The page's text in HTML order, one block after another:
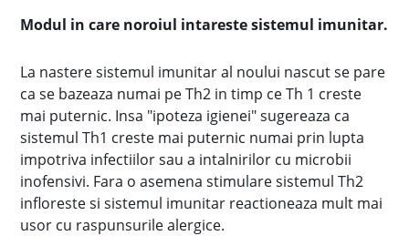
Modul in care noroiul intareste sistemul imunitar.
La nastere sistemul imunitar al noului nascut se pare
ca se bazeaza numai pe Th2 in timp ce Th 1 creste
mai puternic. Insa "ipoteza igienei" sugereaza ca
sistemul Th1 creste mai puternic numai prin lupta
impotriva infectiilor sau a intalnirilor cu microbii
inofensivi. Fara o asemena stimulare sistemul Th2
infloreste si sistemul imunitar reactioneaza mult mai
usor cu raspunsurile alergice.